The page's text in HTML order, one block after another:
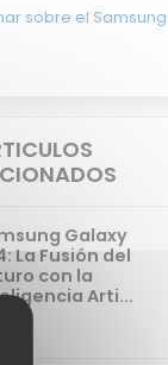
sobre el Samsung
Galaxy
La Fusión del
con la
Arti...